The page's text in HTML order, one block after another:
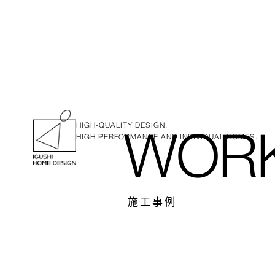
HIGH-QUALITY DESIGN,
HIGH PERFORMANCE AND INDIVIDUAL HOMES.
施工事例